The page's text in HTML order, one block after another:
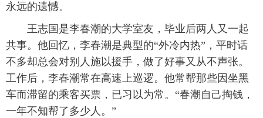
永远的遗憾。
王志国是李春潮的大学室友，毕业后两人又一起
共事。他回忆，李春潮是典型的“外冷内热”，平时话
不多却总会对别人施以援手，做了好事又从不声张。
工作后，李春潮常在高速上巡逻。他常帮那些因坐黑
车而滞留的乘客买票，已习以为常。“春潮自己掏钱，
一年不知帮了多少人。”